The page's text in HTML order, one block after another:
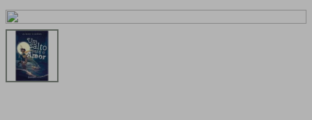
2º cafeteira
3º